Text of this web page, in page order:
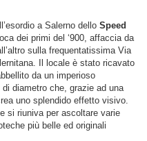
a Salerno dello Speed
dei primi del ‘900, affaccia da
sulla frequentatissima Via
Il locale è stato ricavato
da un imperioso
diametro che, grazie ad una
uno splendido effetto visivo.
si riuniva per ascoltare varie
più belle ed originali